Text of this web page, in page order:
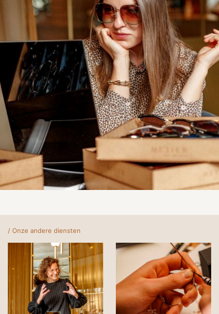
/ Onze andere diensten